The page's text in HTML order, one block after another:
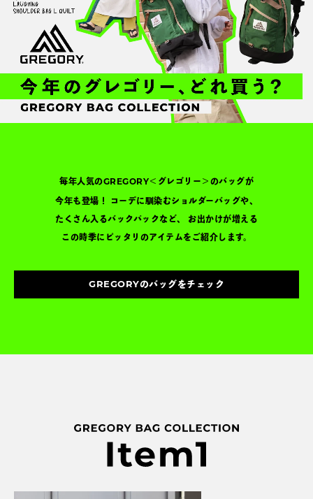
毎年人気のGREGORY＜グレゴリー＞のバッグが
今年も登場！ コーデに馴染むショルダーバッグや、
たくさん入るバックパックなど、 お出かけが増える
この時季にピッタリのアイテムをご紹介します。
GREGORYのバッグをチェック